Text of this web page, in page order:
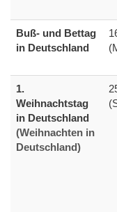
Buß- und Bettag
in Deutschland
1.
Weihnachtstag
in Deutschland
(Weihnachten in
Deutschland)